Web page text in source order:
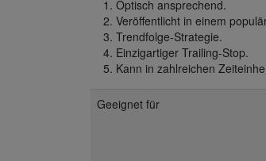
Optisch ansprechend.
Veröffentlicht in einem
Trendfolge-Strategie.
Einzigartiger Trailing-Stop.
Kann in zahlreichen
Geeignet für